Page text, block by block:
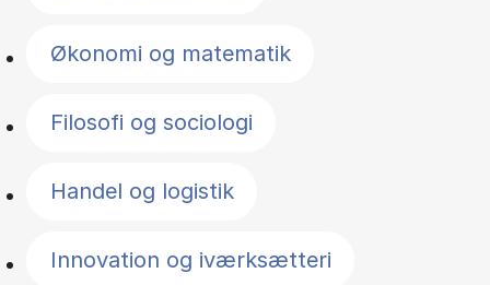
Økonomi og matematik
Filosofi og sociologi
Handel og logistik
Innovation og iværksætteri